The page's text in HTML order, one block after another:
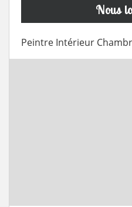
Nous
Peintre Intérieur